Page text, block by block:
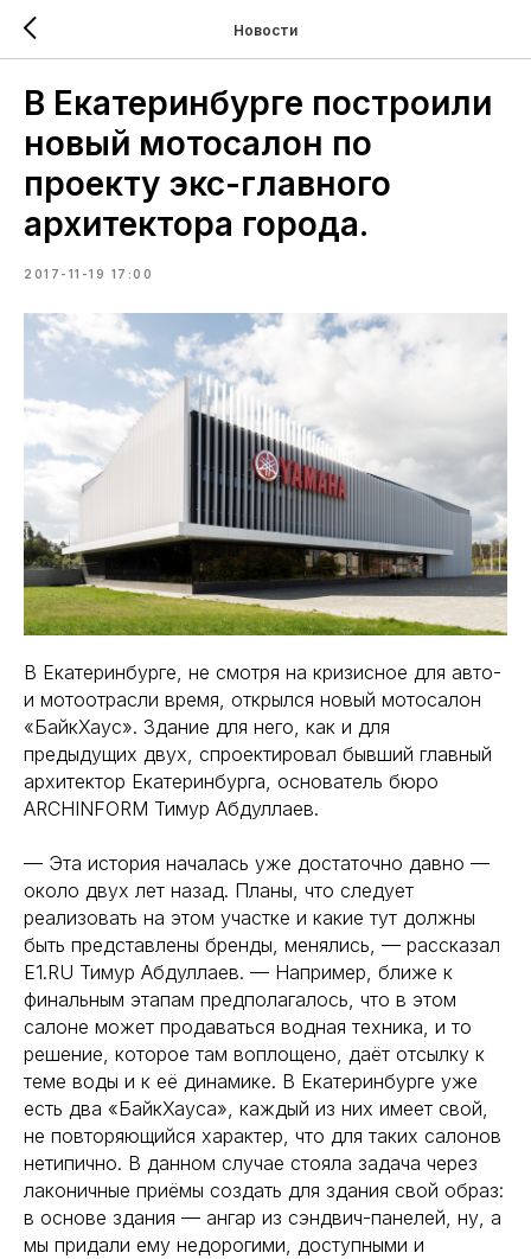
Новости
В Екатеринбурге построили
новый мотосалон по
проекту экс-главного
архитектора города.
2017-11-19 17:00
В Екатеринбурге, не смотря на кризисное для авто-
и мотоотрасли время, открылся новый мотосалон
«БайкХаус». Здание для него, как и для
предыдущих двух, спроектировал бывший главный
архитектор Екатеринбурга, основатель бюро
ARCHINFORM Тимур Абдуллаев.
— Эта история началась уже достаточно давно —
около двух лет назад. Планы, что следует
реализовать на этом участке и какие тут должны
быть представлены бренды, менялись, — рассказал
Е1.RU Тимур Абдуллаев. — Например, ближе к
финальным этапам предполагалось, что в этом
салоне может продаваться водная техника, и то
решение, которое там воплощено, даёт отсылку к
теме воды и к её динамике. В Екатеринбурге уже
есть два «БайкХауса», каждый из них имеет свой,
не повторяющийся характер, что для таких салонов
нетипично. В данном случае стояла задача через
лаконичные приёмы создать для здания свой образ:
в основе здания — ангар из сэндвич-панелей, ну, а
мы придали ему недорогими, доступными и